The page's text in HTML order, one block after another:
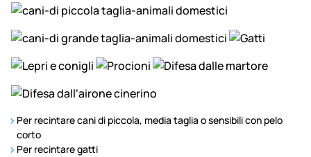
Per recintare cani di piccola, media taglia o sensibili con pelo
corto
Per recintare gatti